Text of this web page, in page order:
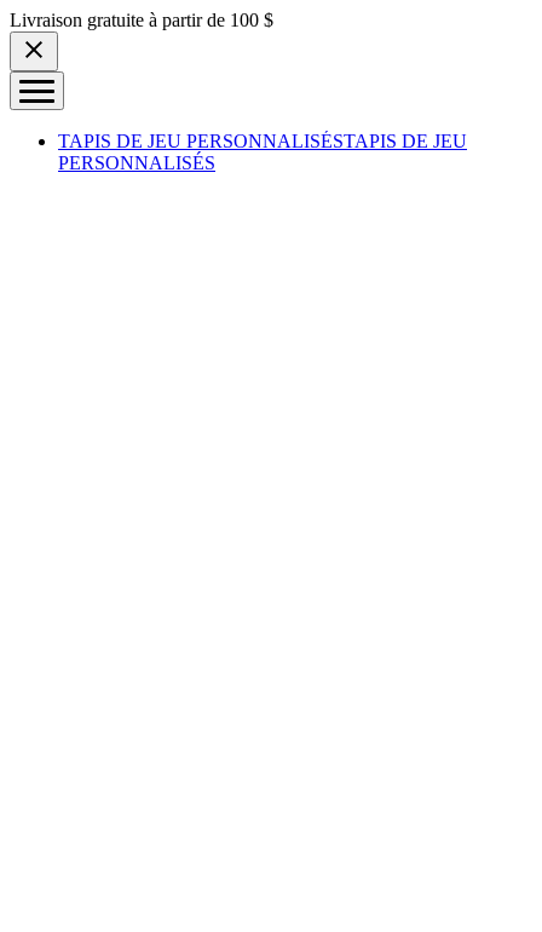
Skip to content
Livraison gratuite à partir de 100 $
TAPIS DE JEU PERSONNALISÉSTAPIS DE JEU
PERSONNALISÉS